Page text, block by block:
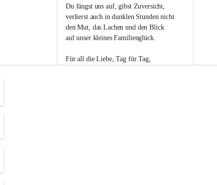
Du fängst uns auf, gibst Zuversicht,
verlierst auch in dunklen Stunden nicht
den Mut, das Lachen und den Blick
auf unser kleines Familienglück.
Für all die Liebe, Tag für Tag,